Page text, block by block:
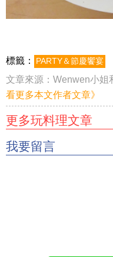
標籤： PARTY＆節慶饗宴
文章來源： Wenwen小姐
看更多本文作者文章》
更多玩料理文章
我要留言